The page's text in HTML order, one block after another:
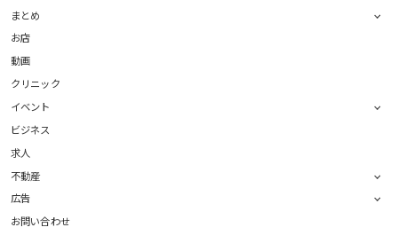
まとめ
お店
動画
クリニック
イベント
ビジネス
求人
不動産
広告
お問い合わせ